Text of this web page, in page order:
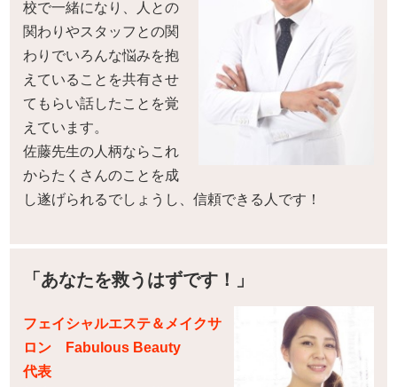
校で一緒になり、人との
関わりやスタッフとの関
わりでいろんな悩みを抱
えていることを共有させ
てもらい話したことを覚
えています。
佐藤先生の人柄ならこれ
からたくさんのことを成
し遂げられるでしょうし、信頼できる人です！
「あなたを救うはずです！」
フェイシャルエステ＆メイクサ
ロン Fabulous Beauty
代表